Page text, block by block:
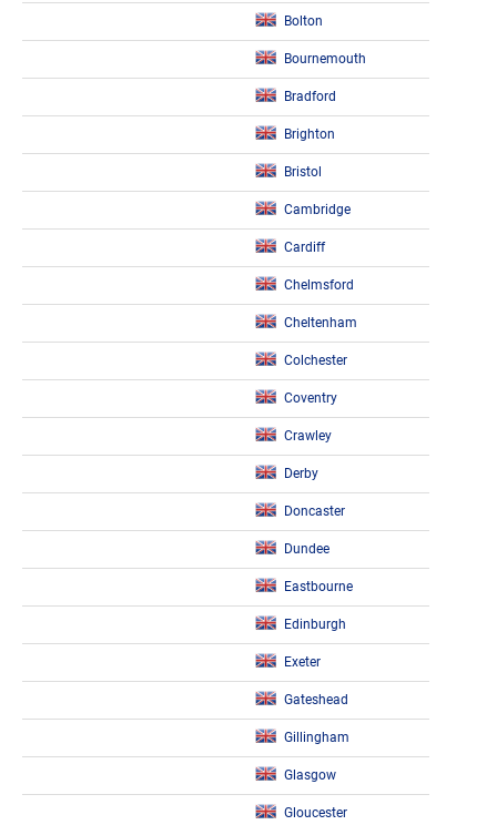
Bolton
Bournemouth
Bradford
Brighton
Bristol
Cambridge
Cardiff
Chelmsford
Cheltenham
Colchester
Coventry
Crawley
Derby
Doncaster
Dundee
Eastbourne
Edinburgh
Exeter
Gateshead
Gillingham
Glasgow
Gloucester